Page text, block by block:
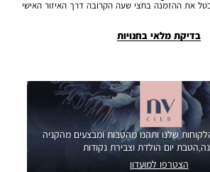
את ההזמנה בחצי שעה הקרובה דרך האיזור האישי
בדיקת מלאי בחנויות
שלנו ותהנו מהטבות ומבצעים מהקניה
יום הולדת וצבירת נקודות
הצטרפו למועדון